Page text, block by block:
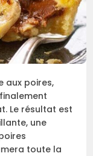
aux poires,
Le résultat est
une
toute la